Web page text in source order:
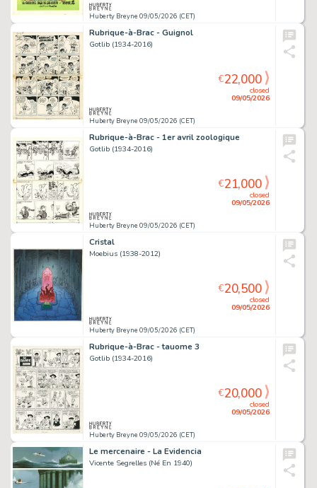
Huberty Breyne 09/05/2026 (CET)
Rubrique-à-Brac - Guignol
Gotlib (1934-2016)
Huberty Breyne 09/05/2026 (CET)
closed
09/05/2026
€22,000
Rubrique-à-Brac - 1er avril zoologique
Gotlib (1934-2016)
Huberty Breyne 09/05/2026 (CET)
closed
09/05/2026
€21,000
Cristal
Moebius (1938-2012)
Huberty Breyne 09/05/2026 (CET)
closed
09/05/2026
€20,500
Rubrique-à-Brac - tauome 3
Gotlib (1934-2016)
Huberty Breyne 09/05/2026 (CET)
closed
09/05/2026
€20,000
Le mercenaire - La Evidencia
Vicente Segrelles (Né En 1940)